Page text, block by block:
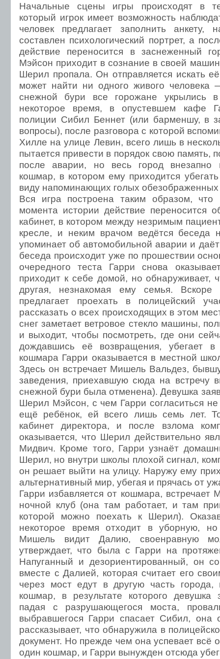
Начальные сцены игры происходят в
который игрок имеет возможность
человек предлагает заполнить анкету,
составлен психологический портрет, а
действие переносится в заснеженный
Мэйсон приходит в сознание в своей
Шерил пропала. Он отправляется искать
может найти ни одного живого человека
снежной бури все горожане укрылись
некоторое время, в опустевшем кафе
полиции Сибил Беннет (или барменшу, в
вопросы), после разговора с которой
Хилле на улице Левин, всего лишь в
пытается привести в порядок свою память,
после аварии, но весь город внезапно
кошмар, в котором ему приходится
виду напоминающих голых
Вся игра построена таким образом, что
момента истории действие переносится
кабинет, в котором между незримым
кресле, и неким врачом ведётся беседа
упоминает об автомобильной аварии и
беседа происходит уже по прошествии
очередного теста Гарри снова
приходит к себе домой, но обнаруживает,
другая, незнакомая ему семья.
предлагает проехать в полицейский
рассказать о всех происходящих в этом
снег заметает ветровое стекло машины,
и выходит, чтобы посмотреть, где они
дождавшись её возвращения, убегает
кошмара Гарри оказывается в местной
Здесь он встречает Мишель Вальдез,
заведения, приехавшую сюда на встречу
снежной бури была отменена). Девушка
Шерил Мэйсон, с чем Гарри согласиться не
ещё ребёнок, ей всего лишь семь лет.
кабинет директора, и после взлома
оказывается, что Шерил действительно
Мидвич. Кроме того, Гарри узнаёт
Шерил, но внутри школы плохой сигнал,
он решает выйти на улицу. Наружу ему
альтернативный мир, убегая и прячась от
Гарри избавляется от кошмара,
ночной клуб (она там работает, и там
которой можно поехать к Шерил).
некоторое время отходит в уборную,
Мишель видит Далию, своенравную
утверждает, что была с Гарри на
Напуганный и дезориентированный, он
вместе с Далией, которая считает его
через мост едут в другую часть
кошмар, в результате которого девушка
падая с разрушающегося моста,
выбравшегося Гарри спасает Сибил, она
рассказывает, что обнаружила в
документ. Но прежде чем она успевает всё
один кошмар, и Гарри вынужден отсюда